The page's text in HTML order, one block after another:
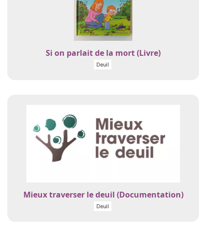
Si on parlait de la mort (Livre)
Deuil
Mieux traverser le deuil (Documentation)
Deuil